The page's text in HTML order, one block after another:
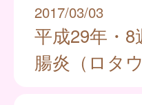
2017/03/03
平成29年・
腸炎（ロタ